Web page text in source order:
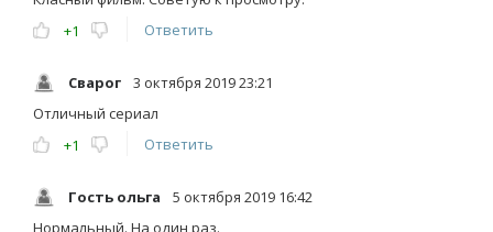
+1
Ответить
Сварог
3 октября 2019 23:21
Отличный сериал
+1
Ответить
Гость ольга
5 октября 2019 16:42
Нормальный. На один раз.